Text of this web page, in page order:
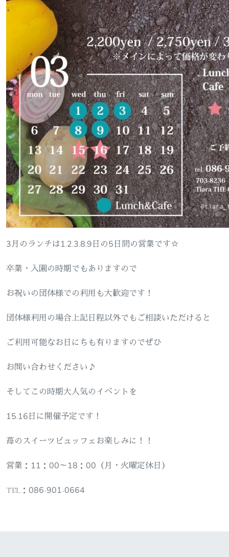
3月のランチは1.2.3.8.9日の5日間の営業です☆
卒業・入園の時期でもありますので
お祝いの団体様での利用も大歓迎です！
団体様利用の場合上記日程以外でもご相談いただけると
ご利用可能なお日にちも有りますのでぜひ
お問い合わせください♪
そしてこの時期大人気のイベントを
15.16日に開催予定です！
苺のスイーツビュッフェお楽しみに！！
営業：11：00～18：00（月・火曜定休日）
TEL：086-901-0664